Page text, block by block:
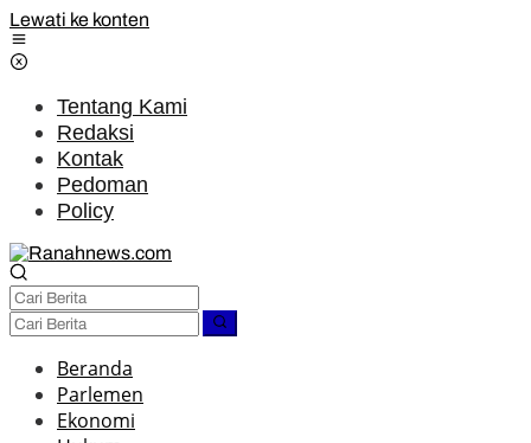
Lewati ke konten
Tentang Kami
Redaksi
Kontak
Pedoman
Policy
Beranda
Parlemen
Ekonomi